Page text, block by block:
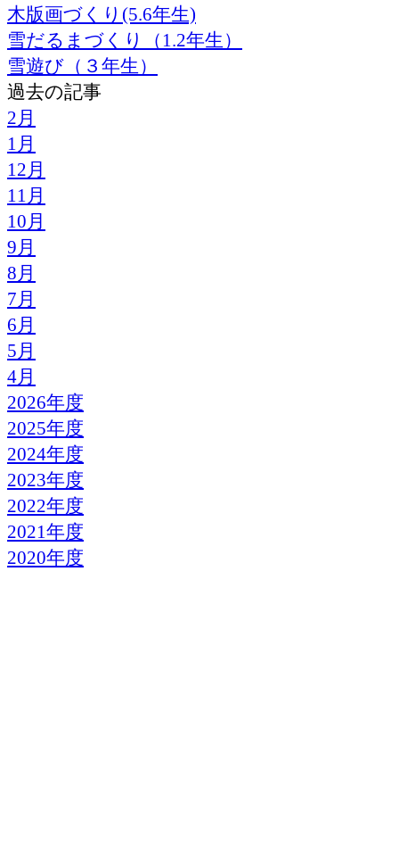
木版画づくり(5.6年生)
雪だるまづくり（1.2年生）
雪遊び（３年生）
過去の記事
2月
1月
12月
11月
10月
9月
8月
7月
6月
5月
4月
2026年度
2025年度
2024年度
2023年度
2022年度
2021年度
2020年度